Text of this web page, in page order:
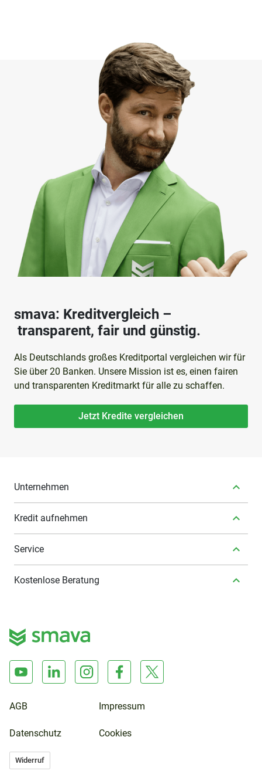
smava: Kreditvergleich –
transparent, fair und günstig.
Als Deutschlands großes Kreditportal vergleichen wir für
Sie über 20 Banken. Unsere Mission ist es, einen fairen
und transparenten Kreditmarkt für alle zu schaffen.
Jetzt Kredite vergleichen
Unternehmen
Kredit aufnehmen
Service
Kostenlose Beratung
AGB Impressum
Datenschutz Cookies
Widerruf